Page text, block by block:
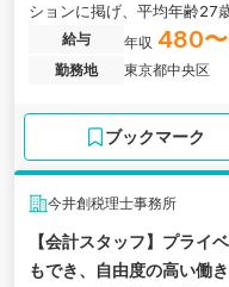
ションに掲げ、平均年齢27
店新規立ち上げにあたり、
給与 年収 480
勤務地
東京都中央区
ブックマーク
今井創税理士事務所
【会計スタッフ】プライ
もでき、自由度の高い働